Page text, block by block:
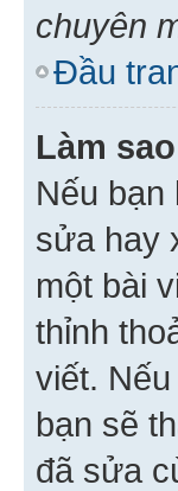
chuyên
Đầu
Làm
Nếu bạn
sửa hay
một bài
thỉnh
viết.
bạn sẽ
đã sửa